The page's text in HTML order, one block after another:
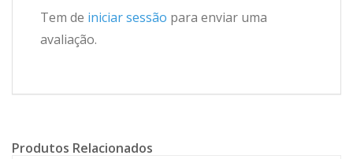
Tem de iniciar sessão para enviar uma
avaliação.
Produtos Relacionados